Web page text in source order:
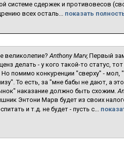
системе сдержек и противовесов
всех осталь... показать
великолепие?Anthony Marv, Первый
делать - у кого такой-то статус,
Но помимо конкуренции "сверху" -
То есть, за "мне бабы не дают, а
наказание должно быть схожим.
Энтони Марв будет из своих
и т.д. не будет - пусть с...